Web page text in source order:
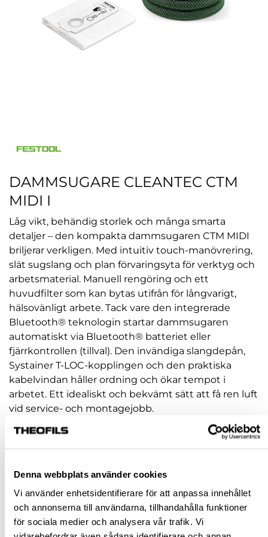
Denna webbplats använder cookies
Vi använder enhetsidentifierare för att anpassa innehållet
och annonserna till användarna, tillhandahålla funktioner
för sociala medier och analysera vår trafik. Vi
DAMMSUGARE CLEANTEC CTM
MIDI I
Låg vikt, behändig storlek och många smarta
detaljer – den kompakta dammsugaren CTM MIDI
briljerar verkligen. Med intuitiv touch-manövrering,
slät sugslang och plan förvaringsyta för verktyg och
arbetsmaterial. Manuell rengöring och ett
huvudfilter som kan bytas utifrån för långvarigt,
hälsovänligt arbete. Tack vare den integrerade
Bluetooth® teknologin startar dammsugaren
automatiskt via Bluetooth® batteriet eller
fjärrkontrollen (tillval). Den invändiga slangdepån,
Systainer T-LOC-kopplingen och den praktiska
kabelvindan håller ordning och ökar tempot i
arbetet. Ett idealiskt och bekvämt sätt att få ren luft
vid service- och montagejobb.
Artikelnr:790013
9 809,78 kr inkl. moms
Pris / 1 st: 9 809,78 kr
st